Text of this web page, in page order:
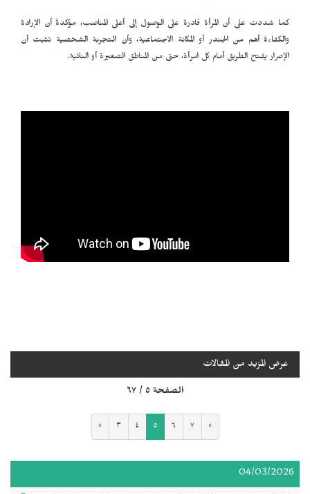
كما شددت على أن المرأة قادرة على الوصول إلى أعلى المناصب، مؤكدةً أن الإرادة
والكفاءة أهم من الجندر أو المكانة الاجتماعية، وأن التجربة الشخصية تثبت أن
الإصرار يفتح الطريق أمام كل امرأة، حتى من المناطق الصغيرة أو النائية.
عرض المزيد من المقالات
الصفحة ٥ / ٦٧
‹ ٣ ٤ ٥ ٦ ٧ ›
04/03/2026